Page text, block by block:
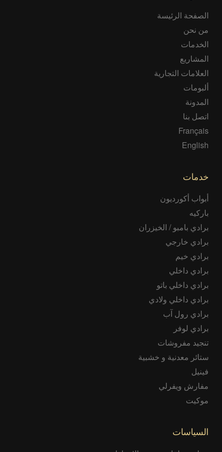
الصفحة الرئيسة
من نحن
الخدمات
المشاريع
العلامات التجارية
ألبومات
المدونة
اتصل بنا
Français
English
خدمات
أبواب أكورديون
باركيه
برادي بامبو / الخيزران
برادي خارجي
برادي خيم
برادي داخلي
برادي داخلي باتو
برادي داخلي ولادي
برادي رول آب
برادي لوفر
تنجيد مفروشات
ستائر معدنية و خشبية
فينيل
مفارش ويفرلي
موكيت
السياسات